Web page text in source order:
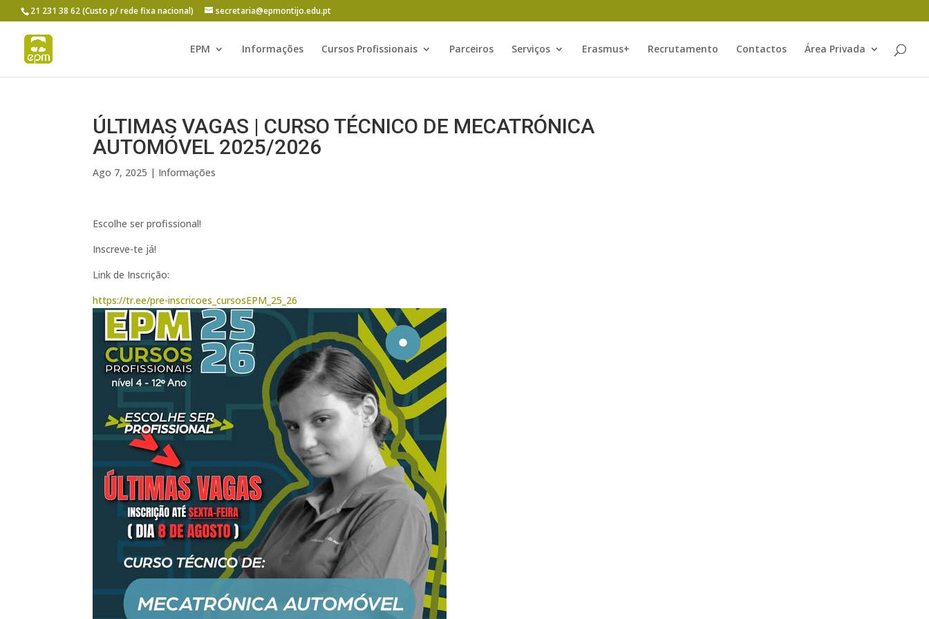
21 231 38 62 (Custo p/ rede fixa nacional) secretaria@epmontijo.edu.pt
EPM Informações Cursos Profissionais Parceiros Serviços Erasmus+ Recrutamento Contactos Área Privada
ÚLTIMAS VAGAS | CURSO TÉCNICO DE MECATRÓNICA
AUTOMÓVEL 2025/2026
Ago 7, 2025 | Informações
Escolhe ser profissional!
Inscreve-te já!
Link de Inscrição:
https://tr.ee/pre-inscricoes_cursosEPM_25_26